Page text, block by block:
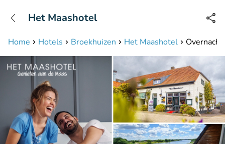
Bereikbaar tot 23:00 uur
Home Hotels Broekhuizen Het Maashotel
Het Maashotel